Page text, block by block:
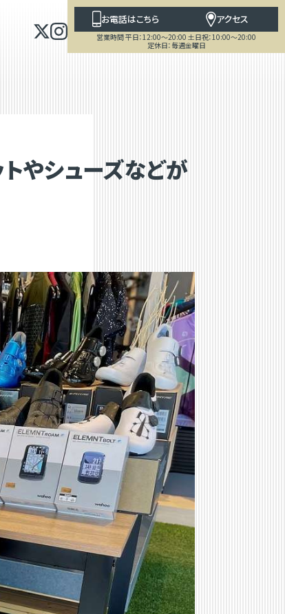
お電話はこちら アクセス
営業時間 平日：12:00～20:00 土日祝：10:00～20:00
定休日：毎週金曜日
やシューズなどが